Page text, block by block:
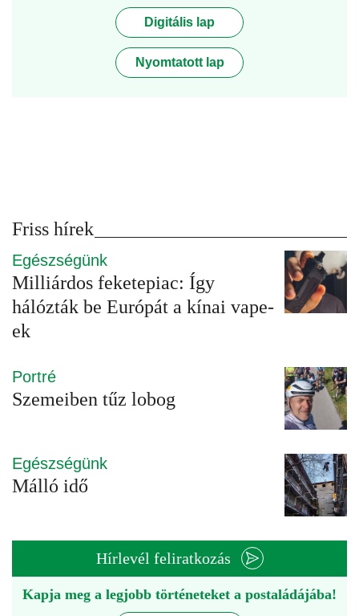
Digitális lap
Nyomtatott lap
Friss hírek
Egészségünk
Milliárdos feketepiac: Így
hálózták be Európát a kínai vape-
ek
Portré
Szemeiben tűz lobog
Egészségünk
Málló idő
Hírlevél feliratkozás
Kapja meg a legjobb történeteket a postaládájába!